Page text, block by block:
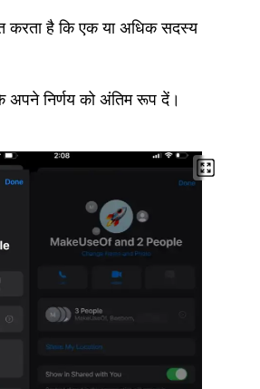
करता है कि एक या अधिक सदस्य
निर्णय को अंतिम रूप दें।